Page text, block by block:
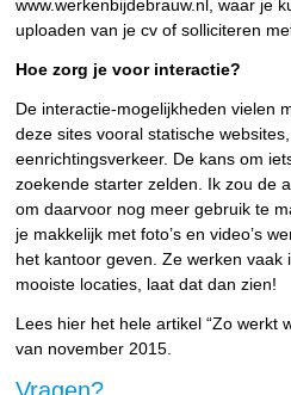
www.werkenbijdebrauw.nl, waar je
uploaden van je cv of solliciteren
Hoe zorg je voor interactie?
De interactie-mogelijkheden vielen
deze sites vooral statische
eenrichtingsverkeer. De kans om
zoekende starter zelden. Ik zou de
om daarvoor nog meer gebruik te
je makkelijk met foto’s en video’s
het kantoor geven. Ze werken
mooiste locaties, laat dat dan zien!
Lees hier het hele artikel “Zo werkt
van november 2015.